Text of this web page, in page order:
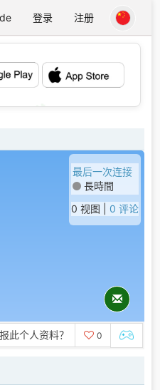
登录 注册
💕
最后一次连接
長時間
0 视图 | 0 评论
此个人资料？ 0